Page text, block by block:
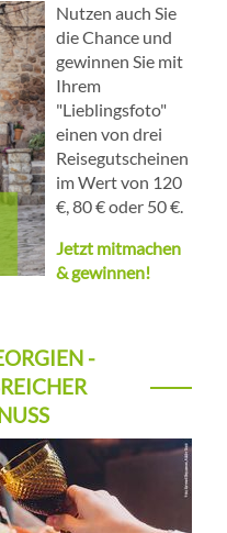
Nutzen auch Sie
die Chance und
gewinnen Sie mit
Ihrem
"Lieblingsfoto"
einen von drei
Reisegutscheinen
im Wert von 120
€, 80 € oder 50 €.
Jetzt mitmachen
& gewinnen!
-